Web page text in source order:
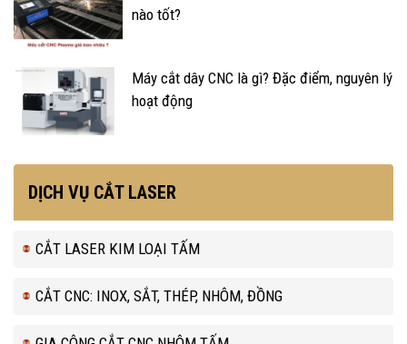
nào tốt?
Máy cắt dây CNC là gì? Đặc điểm, nguyên lý
hoạt động
DỊCH VỤ CẮT LASER
CẮT LASER KIM LOẠI TẤM
CẮT CNC: INOX, SẮT, THÉP, NHÔM, ĐỒNG